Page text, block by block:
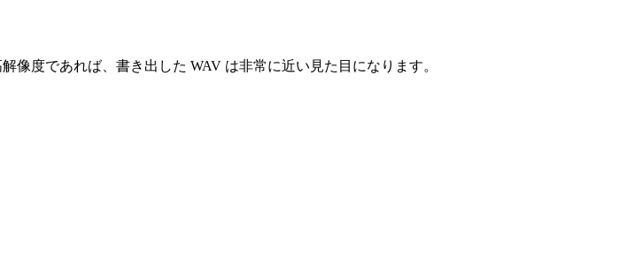
度であれば、書き出した WAV は非常に近い見た目になります。